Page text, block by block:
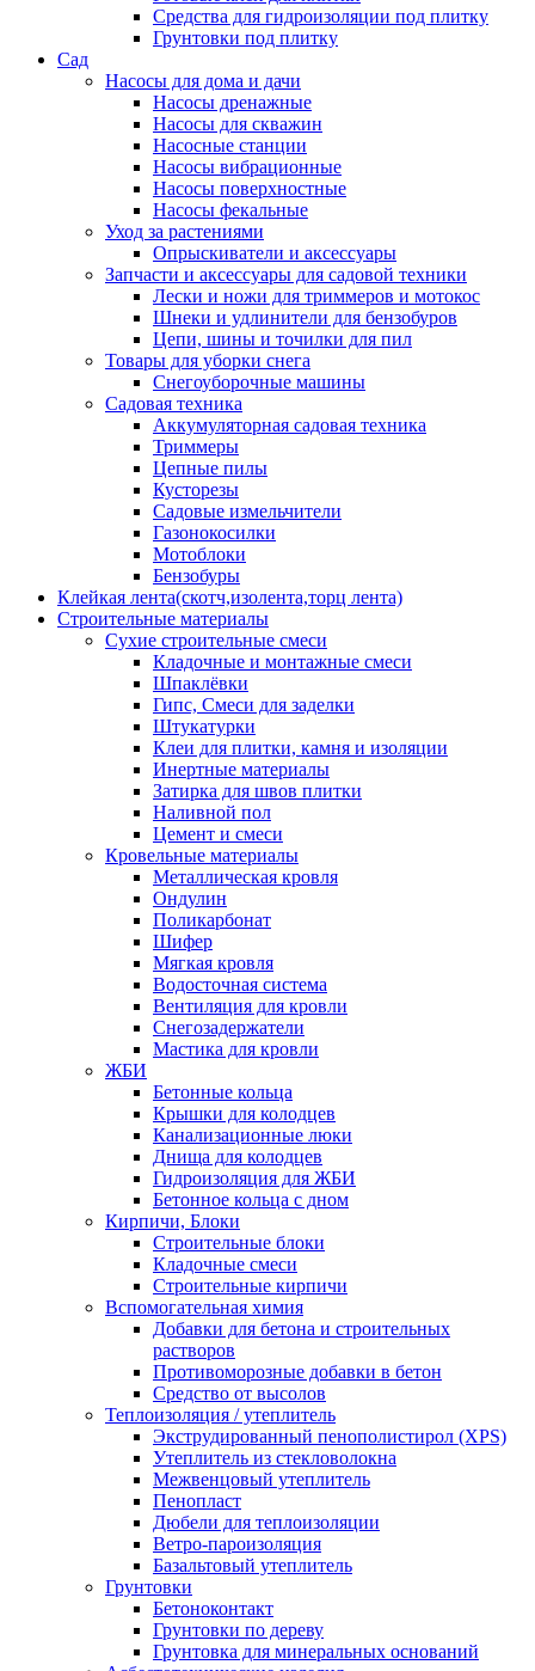
Средства для гидроизоляции под плитку
Грунтовки под плитку
Сад
Насосы для дома и дачи
Насосы дренажные
Насосы для скважин
Насосные станции
Насосы вибрационные
Насосы поверхностные
Насосы фекальные
Уход за растениями
Опрыскиватели и аксессуары
Запчасти и аксессуары для садовой техники
Лески и ножи для триммеров и мотокос
Шнеки и удлинители для бензобуров
Цепи, шины и точилки для пил
Товары для уборки снега
Снегоуборочные машины
Садовая техника
Аккумуляторная садовая техника
Триммеры
Цепные пилы
Кусторезы
Садовые измельчители
Газонокосилки
Мотоблоки
Бензобуры
Клейкая лента(скотч,изолента,торц лента)
Строительные материалы
Сухие строительные смеси
Кладочные и монтажные смеси
Шпаклёвки
Гипс, Смеси для заделки
Штукатурки
Клеи для плитки, камня и изоляции
Инертные материалы
Затирка для швов плитки
Наливной пол
Цемент и смеси
Кровельные материалы
Металлическая кровля
Ондулин
Поликарбонат
Шифер
Мягкая кровля
Водосточная система
Вентиляция для кровли
Снегозадержатели
Мастика для кровли
ЖБИ
Бетонные кольца
Крышки для колодцев
Канализационные люки
Днища для колодцев
Гидроизоляция для ЖБИ
Бетонное кольца с дном
Кирпичи, Блоки
Строительные блоки
Кладочные смеси
Строительные кирпичи
Вспомогательная химия
Добавки для бетона и строительных
растворов
Противоморозные добавки в бетон
Средство от высолов
Теплоизоляция / утеплитель
Экструдированный пенополистирол (XPS)
Утеплитель из стекловолокна
Межвенцовый утеплитель
Пенопласт
Дюбели для теплоизоляции
Ветро-пароизоляция
Базальтовый утеплитель
Грунтовки
Бетоноконтакт
Грунтовки по дереву
Грунтовка для минеральных оснований